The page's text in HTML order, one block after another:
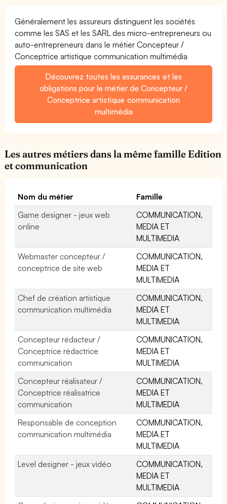
Généralement les assureurs distinguent les sociétés
comme les SAS et les SARL des micro-entrepreneurs ou
auto-entrepreneurs dans le métier Concepteur /
Conceptrice artistique communication multimédia
Découvrez toutes les assurances et les
obligations pour le métier de Concepteur /
Conceptrice artistique communication
multimédia
Les autres métiers dans la même famille Edition
et communication
Nom du métier
Famille
Game designer - jeux web
online
COMMUNICATION,
MEDIA ET
MULTIMEDIA
Webmaster concepteur /
conceptrice de site web
COMMUNICATION,
MEDIA ET
MULTIMEDIA
Chef de création artistique
communication multimédia
COMMUNICATION,
MEDIA ET
MULTIMEDIA
Concepteur rédacteur /
Conceptrice rédactrice
communication
COMMUNICATION,
MEDIA ET
MULTIMEDIA
Concepteur réalisateur /
Conceptrice réalisatrice
communication
COMMUNICATION,
MEDIA ET
MULTIMEDIA
Responsable de conception
communication multimédia
COMMUNICATION,
MEDIA ET
MULTIMEDIA
Level designer - jeux vidéo
COMMUNICATION,
MEDIA ET
MULTIMEDIA